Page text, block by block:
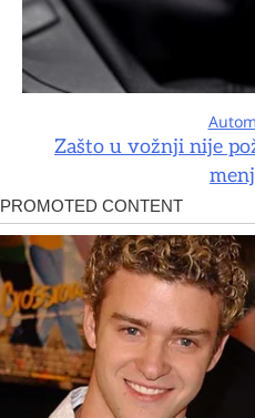
Zašto u vožnji nije